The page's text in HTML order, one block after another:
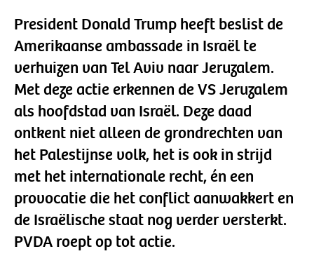
President Donald Trump heeft beslist de
Amerikaanse ambassade in Israël te
verhuizen van Tel Aviv naar Jeruzalem.
Met deze actie erkennen de VS Jeruzalem
als hoofdstad van Israël. Deze daad
ontkent niet alleen de grondrechten van
het Palestijnse volk, het is ook in strijd
met het internationale recht, én een
provocatie die het conflict aanwakkert en
de Israëlische staat nog verder versterkt.
PVDA roept op tot actie.